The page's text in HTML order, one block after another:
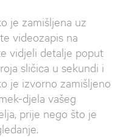
je zamišljena uz
videozapis na
vidjeli detalje poput
sličica u sekundi i
je izvorno zamišljeno
djela vašeg
prije nego što je